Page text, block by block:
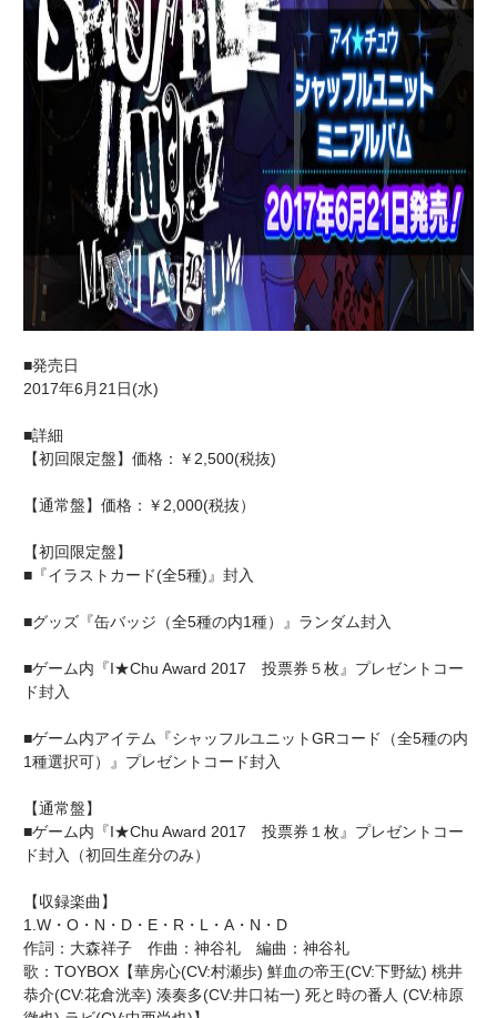
■発売日
2017年6月21日(水)
■詳細
【初回限定盤】価格：￥2,500(税抜)
【通常盤】価格：￥2,000(税抜）
【初回限定盤】
■『イラストカード(全5種)』封入
■グッズ『缶バッジ（全5種の内1種）』ランダム封入
■ゲーム内『I★Chu Award 2017 投票券５枚』プレゼントコー
ド封入
■ゲーム内アイテム『シャッフルユニットGRコード（全5種の内
1種選択可）』プレゼントコード封入
【通常盤】
■ゲーム内『I★Chu Award 2017 投票券１枚』プレゼントコー
ド封入（初回生産分のみ）
【収録楽曲】
1.W・O・N・D・E・R・L・A・N・D
作詞：大森祥子 作曲：神谷礼 編曲：神谷礼
歌：TOYBOX【華房心(CV:村瀬歩) 鮮血の帝王(CV:下野紘) 桃井
恭介(CV:花倉洸幸) 湊奏多(CV:井口祐一) 死と時の番人 (CV:柿原